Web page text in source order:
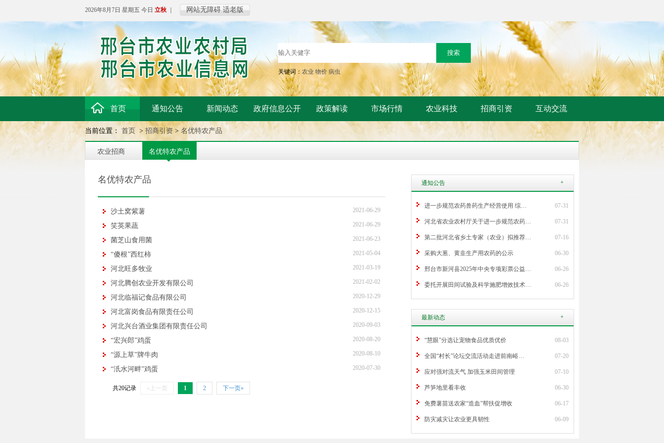
2026年8月7日 星期五 今日 立秋 网站无障碍 适老版
关键词： 农业 物价 病虫
首页 通知公告 新闻动态 政府信息公开 政策解读 市场行情 农业科技 招商引资 互动交流
当前位置： 首页 > 招商引资 > 名优特农产品
农业招商 名优特农产品
名优特农产品
沙土窝紫薯 2021-06-29
笑英果蔬 2021-06-29
菌芝山食用菌 2021-06-23
“傻根”西红柿 2021-05-04
河北旺多牧业 2021-03-19
河北腾创农业开发有限公司 2021-02-02
河北临福记食品有限公司 2020-12-29
河北富岗食品有限责任公司 2020-12-15
河北兴台酒业集团有限责任公司 2020-09-03
“宏兴郎”鸡蛋 2020-08-20
“源上草”牌牛肉 2020-08-10
“汦水河畔”鸡蛋 2020-07-30
共20记录 «上一页 1 2 下一页»
通知公告 +
进一步规范农药兽药生产经营使用 综… 07-31
河北省农业农村厅关于进一步规范农药… 07-31
第二批河北省乡土专家（农业）拟推荐… 07-16
采购大葱、黄韭生产用农药的公示 06-30
邢台市新河县2025年中央专项彩票公益… 06-26
委托开展田间试验及科学施肥增效技术… 06-26
最新动态 +
“慧眼”分选让宠物食品优质优价 08-03
全国“村长”论坛交流活动走进前南峪… 07-20
应对强对流天气 加强玉米田间管理 07-10
芦笋地里看丰收 06-30
免费薯苗送农家“造血”帮扶促增收 06-17
防灾减灾让农业更具韧性 06-09